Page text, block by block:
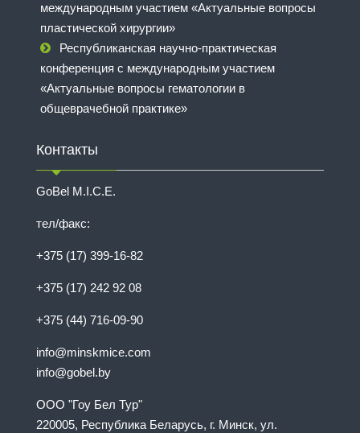
международным участием «Актуальные вопросы
пластической хирургии»
Республиканская научно-практическая
конференция с международным участием
«Актуальные вопросы гематологии в
общеврачебной практике»
Контакты
GoBel M.I.C.E.
тел/факс:
+375 (17) 399-16-82
+375 (17) 242 92 08
+375 (44) 716-09-90
info@minskmice.com
info@gobel.by
ООО "Гоу Бел Тур"
220005, Республика Беларусь, г. Минск, ул.